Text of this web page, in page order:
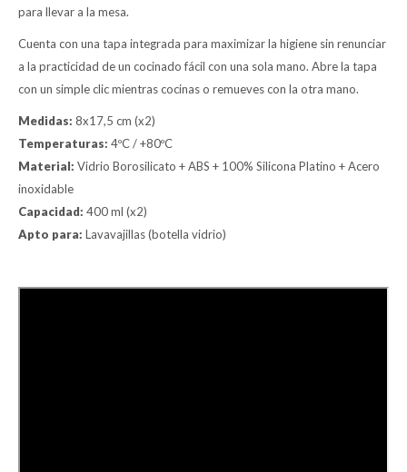
para llevar a la mesa.
Cuenta con una tapa integrada para maximizar la higiene sin renunciar
a la practicidad de un cocinado fácil con una sola mano. Abre la tapa
con un simple clic mientras cocinas o remueves con la otra mano.
Medidas: 8x17,5 cm (x2)
Temperaturas: 4ºC / +80ºC
Material: Vidrio Borosilicato + ABS + 100% Silicona Platino + Acero
inoxidable
Capacidad: 400 ml (x2)
Apto para: Lavavajillas (botella vidrio)